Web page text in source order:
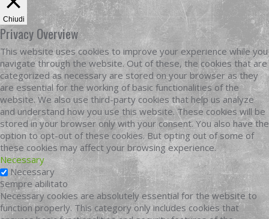
Chiudi
Privacy Overview
This website uses cookies to improve your experience while you
navigate through the website. Out of these, the cookies that are
categorized as necessary are stored on your browser as they
are essential for the working of basic functionalities of the
website. We also use third-party cookies that help us analyze
and understand how you use this website. These cookies will be
stored in your browser only with your consent. You also have the
option to opt-out of these cookies. But opting out of some of
these cookies may affect your browsing experience.
Necessary
Necessary
Sempre abilitato
Necessary cookies are absolutely essential for the website to
function properly. This category only includes cookies that